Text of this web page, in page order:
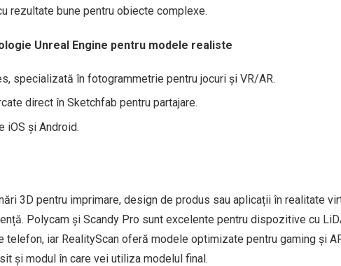
rezultate bune pentru obiecte complexe.
Unreal Engine pentru modele realiste
specializată în fotogrammetrie pentru jocuri și VR/AR.
direct în Sketchfab pentru partajare.
iOS și Android.
3D pentru imprimare, design de produs sau aplicații în realitate
Polycam și Scandy Pro sunt excelente pentru dispozitive cu
telefon, iar RealityScan oferă modele optimizate pentru gaming și
și modul în care vei utiliza modelul final.